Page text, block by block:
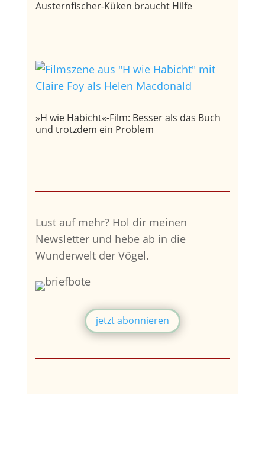
Austernfischer-Küken braucht Hilfe
»H wie Habicht«-Film: Besser als das Buch
und trotzdem ein Problem
Lust auf mehr? Hol dir meinen
Newsletter und hebe ab in die
Wunderwelt der Vögel.
jetzt abonnieren